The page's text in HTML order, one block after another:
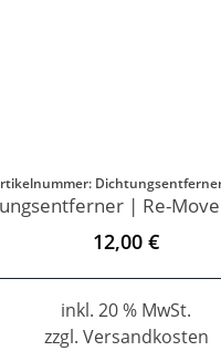
| Re-
12,00 €
inkl. 20 % MwSt.
zzgl. Versandkosten